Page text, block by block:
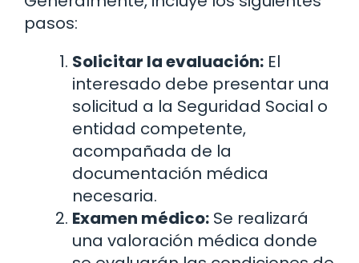
pasos:
Solicitar la evaluación: El
interesado debe presentar una
solicitud a la Seguridad Social o
entidad competente,
acompañada de la
documentación médica
necesaria.
Examen médico: Se realizará
una valoración médica donde